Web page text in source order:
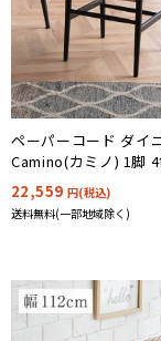
ペーパーコード ダイ
Camino(カミノ) 1脚
品
22,559 円(税込)
送料無料(一部地域除く)